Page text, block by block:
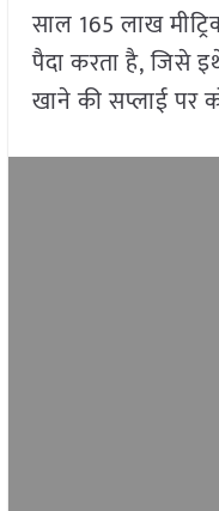
साल 165 लाख
पैदा करता है, जिसे
खाने की सप्लाई पर